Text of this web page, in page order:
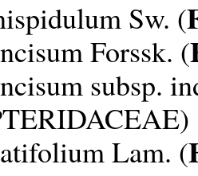
Sw. (
Forssk. (
subsp.
)
Lam. (